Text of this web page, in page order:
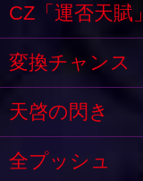
CZ「運否天賦」
変換チャンス
天啓の閃き
全プッシュ